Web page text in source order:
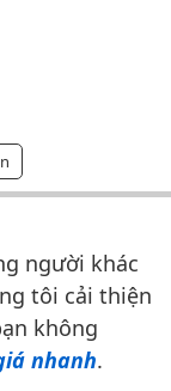
người khác
tôi cải thiện
không
nhanh.